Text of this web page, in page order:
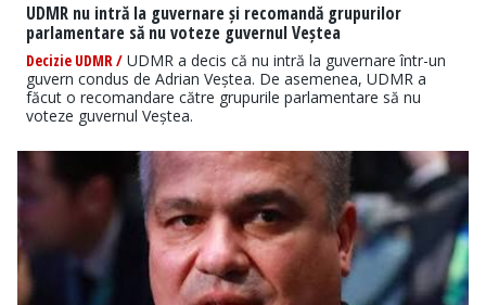
UDMR nu intră la guvernare și recomandă grupurilor
parlamentare să nu voteze guvernul Veștea
Decizie UDMR / UDMR a decis că nu intră la guvernare într-un
guvern condus de Adrian Veștea. De asemenea, UDMR a
făcut o recomandare către grupurile parlamentare să nu
voteze guvernul Veștea.